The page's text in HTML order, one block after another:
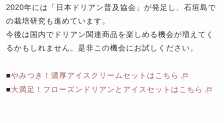
2020年には「日本ドリアン普及協会」が発足し、石垣島で
の栽培研究も進めています。
今後は国内でドリアン関連商品を楽しめる機会が増えてく
るかもしれません。是非この機会にお試しください。
■やみつき！濃厚アイスクリームセットはこちら
■大満足！フローズンドリアンとアイスセットはこちら